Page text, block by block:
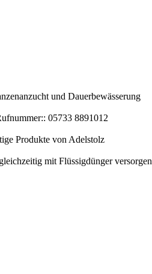
und Dauerbewässerung
05733 8891012
Produkte von Adelstolz
mit Flüssigdünger versorgen